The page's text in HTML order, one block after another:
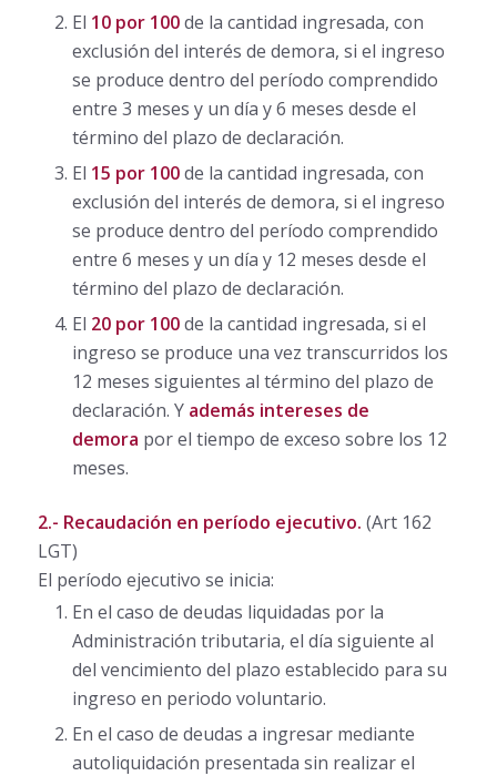
El 10 por 100de la cantidad ingresada, con
exclusión del interés de demora, si el ingreso
se produce dentro del período comprendido
entre 3 meses y un día y 6 meses desde el
término del plazo de declaración.
El 15 por 100de la cantidad ingresada, con
exclusión del interés de demora, si el ingreso
se produce dentro del período comprendido
entre 6 meses y un día y 12 meses desde el
término del plazo de declaración.
El 20 por 100de la cantidad ingresada, si el
ingreso se produce una vez transcurridos los
12 meses siguientes al término del plazo de
declaración. Y además intereses de
demora por el tiempo de exceso sobre los 12
meses.
2.- Recaudación en período ejecutivo. (Art 162
LGT)
El período ejecutivo se inicia:
En el caso de deudas liquidadas por la
Administración tributaria, el día siguiente al
del vencimiento del plazo establecido para su
ingreso en periodo voluntario.
En el caso de deudas a ingresar mediante
autoliquidación presentada sin realizar el